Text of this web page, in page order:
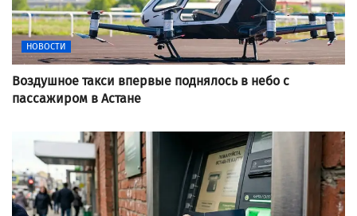
НОВОСТИ
Воздушное такси впервые поднялось в небо с
пассажиром в Астане